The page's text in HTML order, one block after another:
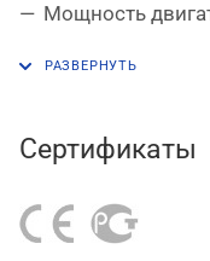
Мощность
Габариты, мм –
Сертификаты